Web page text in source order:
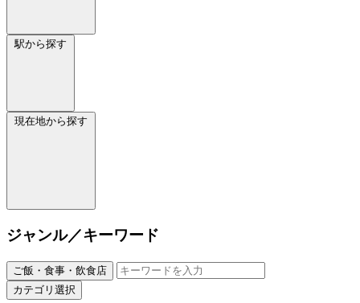
駅から探す
現在地から探す
ジャンル／キーワード
ご飯・食事・飲食店
カテゴリ選択